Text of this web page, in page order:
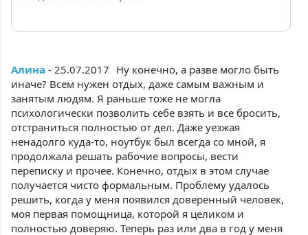
Алина - 25.07.2017 Ну конечно, а разве могло быть
иначе? Всем нужен отдых, даже самым важным и
занятым людям. Я раньше тоже не могла
психологически позволить себе взять и все бросить,
отстраниться полностью от дел. Даже уезжая
ненадолго куда-то, ноутбук был всегда со мной, я
продолжала решать рабочие вопросы, вести
переписку и прочее. Конечно, отдых в этом случае
получается чисто формальным. Проблему удалось
решить, когда у меня появился доверенный человек,
моя первая помощница, которой я целиком и
полностью доверяю. Теперь раз или два в год у меня